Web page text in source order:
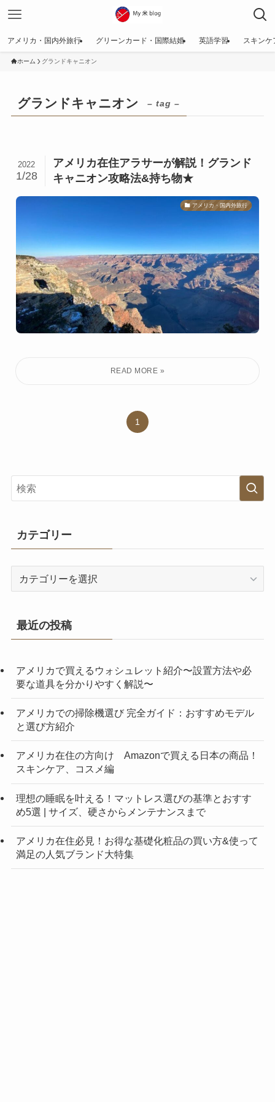
アメリカ・国内外旅行 グリーンカード・国際結婚 英語学習 スキンケ
ホーム グランドキャニオン
グランドキャニオン – tag –
アメリカ在住アラサーが解説！グランド
キャニオン攻略法&持ち物★
2022
1/28
アメリカ・国内外旅行
1
カテゴリー
リ
最近の投稿
アメリカで買えるウォシュレット紹介〜設置方法や必
要な道具を分かりやすく解説〜
アメリカでの掃除機選び 完全ガイド：おすすめモデル
と選び方紹介
アメリカ在住の方向け Amazonで買える日本の商品！
スキンケア、コスメ編
理想の睡眠を叶える！マットレス選びの基準とおすす
め5選 | サイズ、硬さからメンテナンスまで
アメリカ在住必見！お得な基礎化粧品の買い方&使って
満足の人気ブランド大特集